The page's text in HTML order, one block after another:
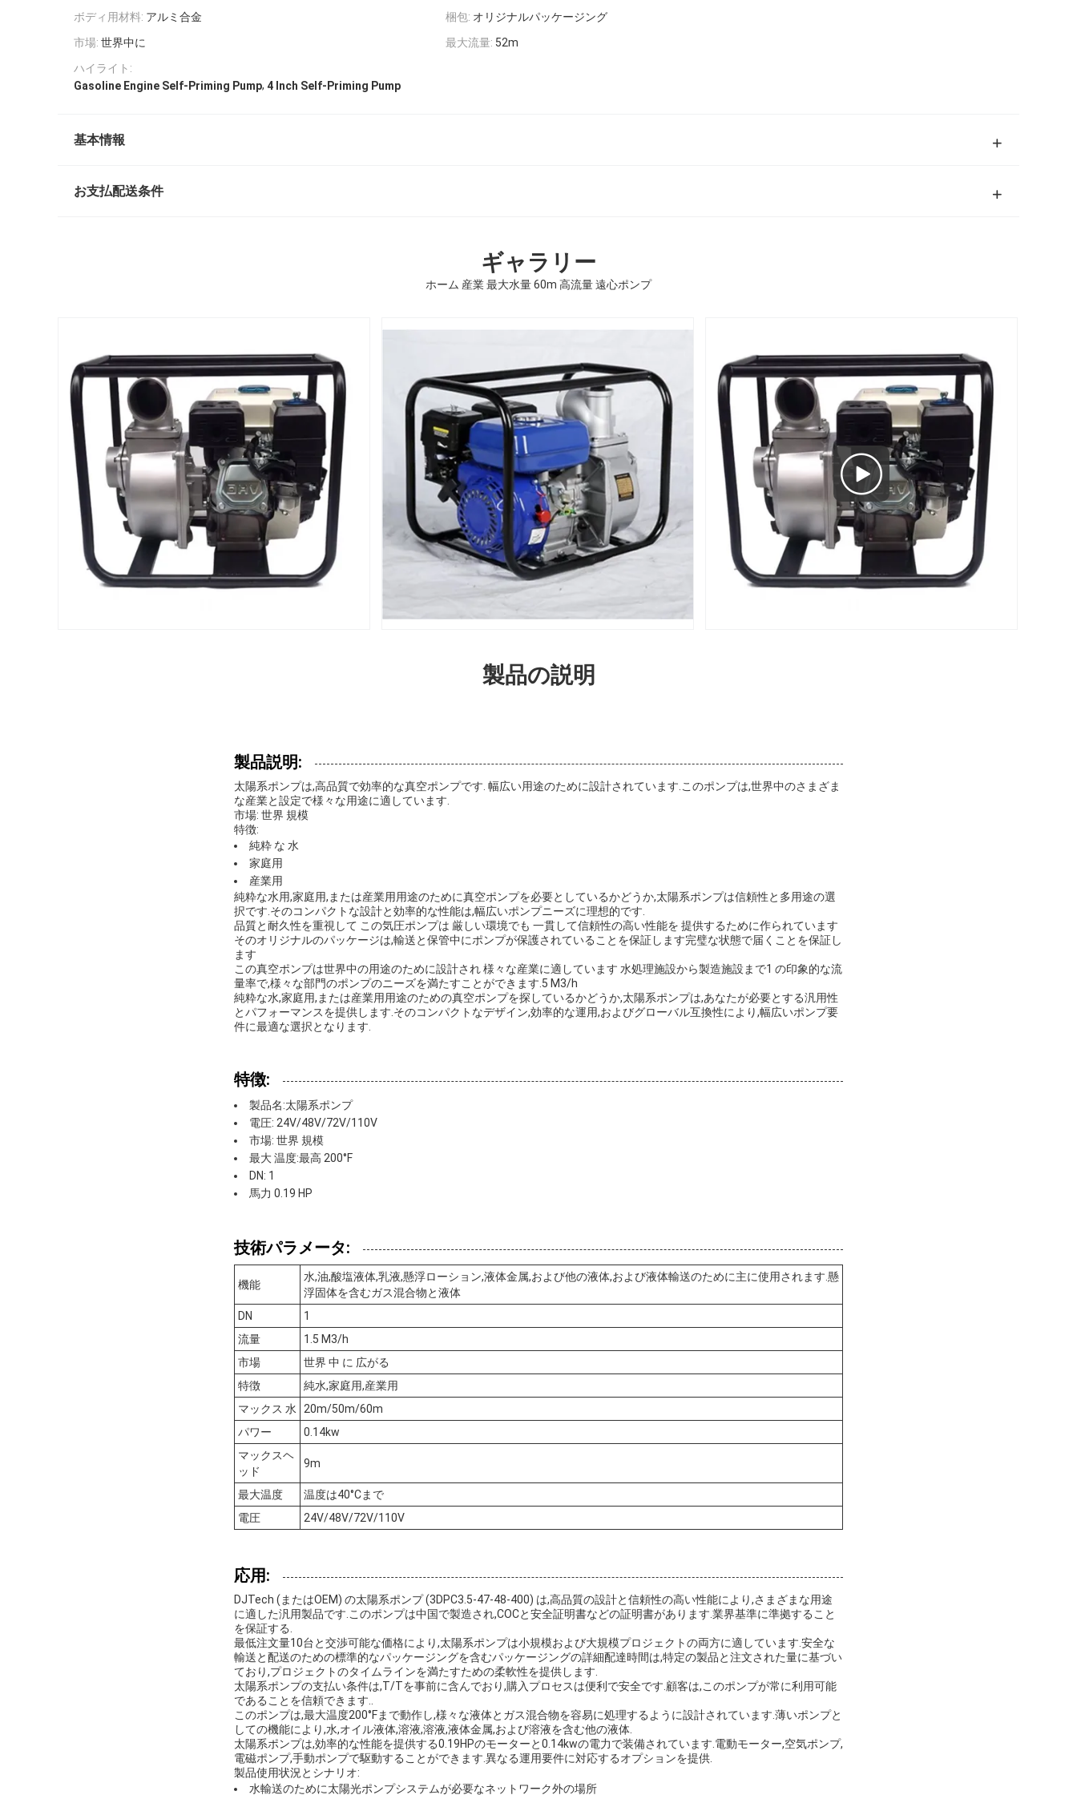
ボディ用材料: アルミ合金 梱包: オリジナルパッケージング
市場: 世界中に 最大流量: 52m
ハイライト:
Gasoline Engine Self-Priming Pump, 4 Inch Self-Priming Pump
基本情報
お支払配送条件
ギャラリー
ホーム 産業 最大水量 60m 高流量 遠心ポンプ
製品の説明
製品説明:
太陽系ポンプは,高品質で効率的な真空ポンプです. 幅広い用途のために設計されています.このポンプは,世界中のさまざま
な産業と設定で様々な用途に適しています.
市場: 世界 規模
特徴:
純粋 な 水
家庭用
産業用
純粋な水用,家庭用,または産業用用途のために真空ポンプを必要としているかどうか,太陽系ポンプは信頼性と多用途の選
択です.そのコンパクトな設計と効率的な性能は,幅広いポンプニーズに理想的です.
品質と耐久性を重視して この気圧ポンプは 厳しい環境でも 一貫して信頼性の高い性能を 提供するために作られています
そのオリジナルのパッケージは,輸送と保管中にポンプが保護されていることを保証します完璧な状態で届くことを保証し
ます
この真空ポンプは世界中の用途のために設計され 様々な産業に適しています 水処理施設から製造施設まで1 の印象的な流
量率で,様々な部門のポンプのニーズを満たすことができます.5 M3/h
純粋な水,家庭用,または産業用用途のための真空ポンプを探しているかどうか,太陽系ポンプは,あなたが必要とする汎用性
とパフォーマンスを提供します.そのコンパクトなデザイン,効率的な運用,およびグローバル互換性により,幅広いポンプ要
件に最適な選択となります.
特徴:
製品名:太陽系ポンプ
電圧: 24V/48V/72V/110V
市場: 世界 規模
最大 温度:最高 200°F
DN: 1
馬力 0.19 HP
技術パラメータ:
機能
水,油,酸塩液体,乳液,懸浮ローション,液体金属,および他の液体,および液体輸送のために主に使用されます.懸
浮固体を含むガス混合物と液体
DN
1
流量
1.5 M3/h
市場
世界 中 に 広がる
特徴
純水,家庭用,産業用
マックス 水
20m/50m/60m
パワー
0.14kw
マックスヘ
ッド
9m
最大温度
温度は40°Cまで
電圧
24V/48V/72V/110V
応用:
DJTech (またはOEM) の太陽系ポンプ (3DPC3.5-47-48-400) は,高品質の設計と信頼性の高い性能により,さまざまな用途
に適した汎用製品です.このポンプは中国で製造され,COCと安全証明書などの証明書があります.業界基準に準拠すること
を保証する.
最低注文量10台と交渉可能な価格により,太陽系ポンプは小規模および大規模プロジェクトの両方に適しています.安全な
輸送と配送のための標準的なパッケージングを含むパッケージングの詳細配達時間は,特定の製品と注文された量に基づい
ており,プロジェクトのタイムラインを満たすための柔軟性を提供します.
太陽系ポンプの支払い条件は,T/Tを事前に含んでおり,購入プロセスは便利で安全です.顧客は,このポンプが常に利用可能
であることを信頼できます..
このポンプは,最大温度200°Fまで動作し,様々な液体とガス混合物を容易に処理するように設計されています.薄いポンプと
しての機能により,水,オイル液体,溶液,溶液,液体金属,および溶液を含む他の液体.
太陽系ポンプは,効率的な性能を提供する0.19HPのモーターと0.14kwの電力で装備されています.電動モーター,空気ポンプ,
電磁ポンプ,手動ポンプで駆動することができます.異なる運用要件に対応するオプションを提供.
製品使用状況とシナリオ:
水輸送のために太陽光ポンプシステムが必要なネットワーク外の場所